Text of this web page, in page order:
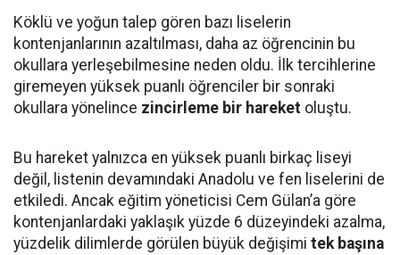
Köklü ve yoğun talep gören bazı liselerin
kontenjanlarının azaltılması, daha az öğrencinin bu
okullara yerleşebilmesine neden oldu. İlk tercihlerine
giremeyen yüksek puanlı öğrenciler bir sonraki
okullara yönelince zincirleme bir hareket oluştu.
Bu hareket yalnızca en yüksek puanlı birkaç liseyi
değil, listenin devamındaki Anadolu ve fen liselerini de
etkiledi. Ancak eğitim yöneticisi Cem Gülan’a göre
kontenjanlardaki yaklaşık yüzde 6 düzeyindeki azalma,
yüzdelik dilimlerde görülen büyük değişimi tek başına